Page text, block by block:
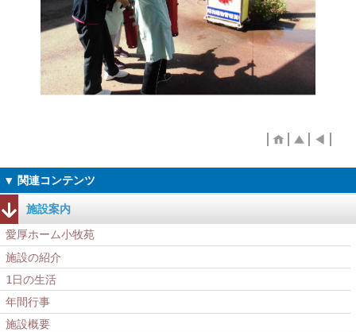
施設案内
愛厚ホーム小牧苑
施設の紹介
1日の生活
年間行事
施設概要